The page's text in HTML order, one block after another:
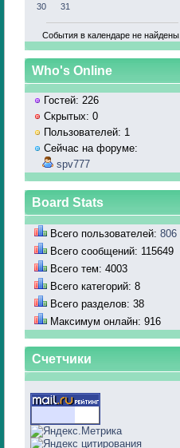
30
31
События в календаре не найдены.
Who's Online
Гостей: 226
Скрытых: 0
Пользователей: 1
Сейчас на форуме:
spv777
Board Stats
Всего пользователей: 806
Всего сообщений: 115649
Всего тем: 4003
Всего категорий: 8
Всего разделов: 38
Максимум онлайн: 916
Счетчики